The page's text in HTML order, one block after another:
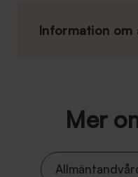
Information om
Mer